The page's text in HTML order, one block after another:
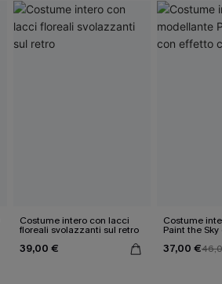
Costume intero con lacci
floreali svolazzanti sul retro
39,00 €
Costume
Paint the
37,00 €